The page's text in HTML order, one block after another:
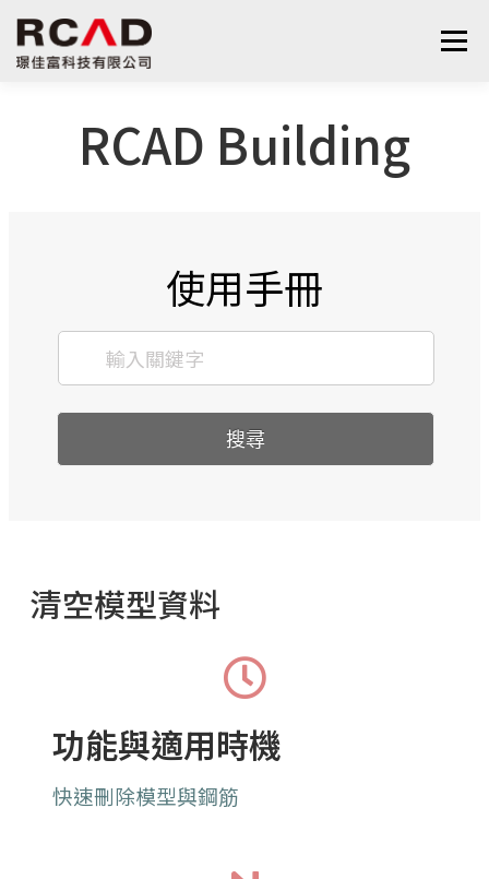
選單
算量服務
RCAD Building
使用手冊
搜尋
清空模型資料
功能與適用時機
快速刪除模型與鋼筋